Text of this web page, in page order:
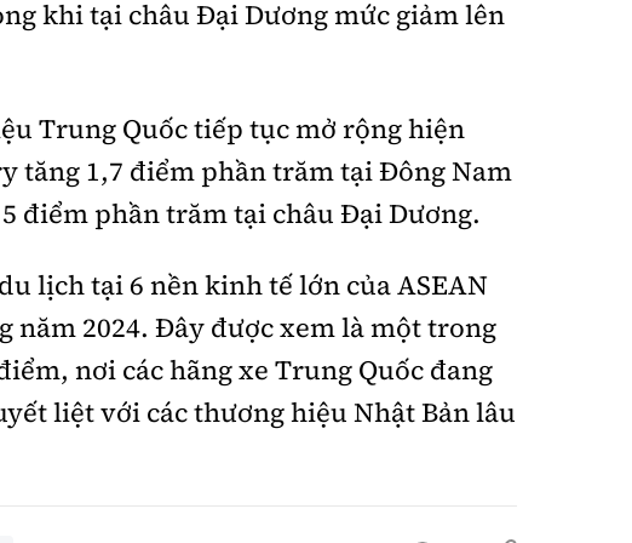
khi tại châu Đại Dương mức giảm lên
Trung Quốc tiếp tục mở rộng hiện
tăng 1,7 điểm phần trăm tại Đông Nam
điểm phần trăm tại châu Đại Dương.
lịch tại 6 nền kinh tế lớn của ASEAN
năm 2024. Đây được xem là một trong
nơi các hãng xe Trung Quốc đang
liệt với các thương hiệu Nhật Bản lâu